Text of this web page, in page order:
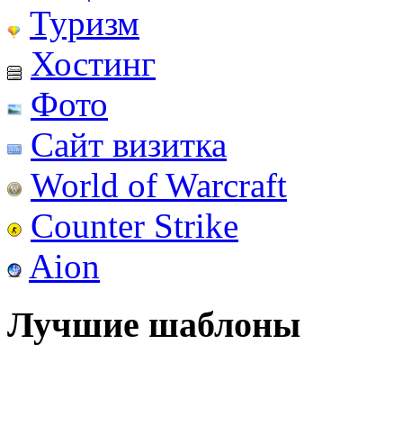
Туризм
Хостинг
Фото
Сайт визитка
World of Warcraft
Counter Strike
Aion
Лучшие шаблоны